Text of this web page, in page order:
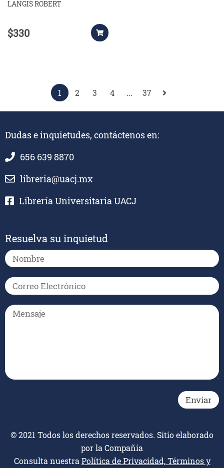
LANGIS ROBERT
$330
1 2 3 4 ... 37
Dudas e inquietudes, contáctenos en:
656 639 8870
libreria@uacj.mx
Librería Universitaria UACJ
Resuelva su inquietud
© 2021 Todos los derechos reservados. Sitio elaborado
por la Compañía
Consulta nuestraPolítica de Privacidad, Términos y